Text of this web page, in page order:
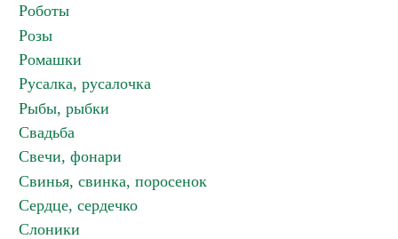
Роботы
Розы
Ромашки
Русалка, русалочка
Рыбы, рыбки
Свадьба
Свечи, фонари
Свинья, свинка, поросенок
Сердце, сердечко
Слоники